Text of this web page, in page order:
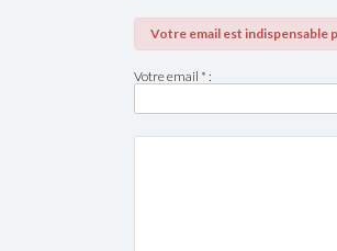
Votre email est indispensable
Votre email * :